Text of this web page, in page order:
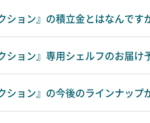
ション』の積立金とはなんです
ション』専用シェルフのお届け
ション』の今後のラインナップ